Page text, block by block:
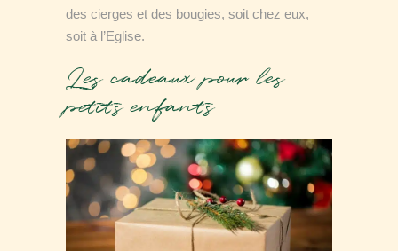
des cierges et des bougies, soit chez eux,
soit à l’Eglise.
Les cadeaux pour les
petits enfants